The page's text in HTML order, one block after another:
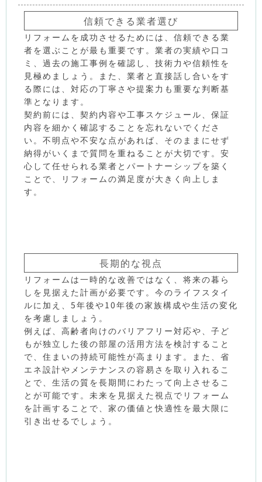
信頼できる業者選び
リフォームを成功させるためには、信頼できる業
者を選ぶことが最も重要です。業者の実績や口コ
ミ、過去の施工事例を確認し、技術力や信頼性を
見極めましょう。また、業者と直接話し合いをす
る際には、対応の丁寧さや提案力も重要な判断基
準となります。
契約前には、契約内容や工事スケジュール、保証
内容を細かく確認することを忘れないでくださ
い。不明点や不安な点があれば、そのままにせず
納得がいくまで質問を重ねることが大切です。安
心して任せられる業者とパートナーシップを築く
ことで、リフォームの満足度が大きく向上しま
す。
長期的な視点
リフォームは一時的な改善ではなく、将来の暮ら
しを見据えた計画が必要です。今のライフスタイ
ルに加え、5年後や10年後の家族構成や生活の変化
を考慮しましょう。
例えば、高齢者向けのバリアフリー対応や、子ど
もが独立した後の部屋の活用方法を検討すること
で、住まいの持続可能性が高まります。また、省
エネ設計やメンテナンスの容易さを取り入れるこ
とで、生活の質を長期間にわたって向上させるこ
とが可能です。未来を見据えた視点でリフォーム
を計画することで、家の価値と快適性を最大限に
引き出せるでしょう。